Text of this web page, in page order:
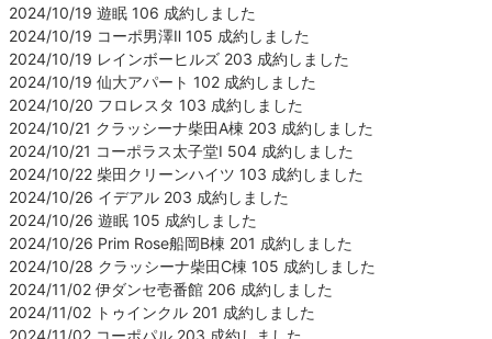
2024/10/19 遊眠 106 成約しました
2024/10/19 コーポ男澤Ⅱ 105 成約しました
2024/10/19 レインボーヒルズ 203 成約しました
2024/10/19 仙大アパート 102 成約しました
2024/10/20 フロレスタ 103 成約しました
2024/10/21 クラッシーナ柴田A棟 203 成約しました
2024/10/21 コーポラス太子堂Ⅰ 504 成約しました
2024/10/22 柴田クリーンハイツ 103 成約しました
2024/10/26 イデアル 203 成約しました
2024/10/26 遊眠 105 成約しました
2024/10/26 Prim Rose船岡B棟 201 成約しました
2024/10/28 クラッシーナ柴田C棟 105 成約しました
2024/11/02 伊ダンセ壱番館 206 成約しました
2024/11/02 トゥインクル 201 成約しました
2024/11/02 コーポパル 203 成約しました